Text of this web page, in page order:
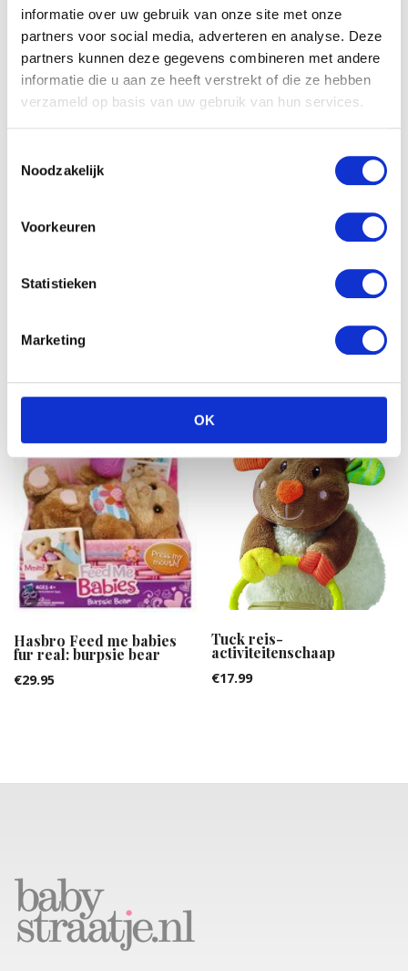
informatie over uw gebruik van onze site met onze
partners voor social media, adverteren en analyse. Deze
partners kunnen deze gegevens combineren met andere
informatie die u aan ze heeft verstrekt of die ze hebben
verzameld op basis van uw gebruik van hun services.
Noodzakelijk
Voorkeuren
Statistieken
Marketing
OK
Gerelateerde producten
WITTE ZEEHOND MET
BEANS (30CM,HT)
Pebbe knuffel – Giraffe
Hasbro Feed me babies
fur real: burpsie bear
€29.95
Tuck reis-
activiteitenschaap
€17.99